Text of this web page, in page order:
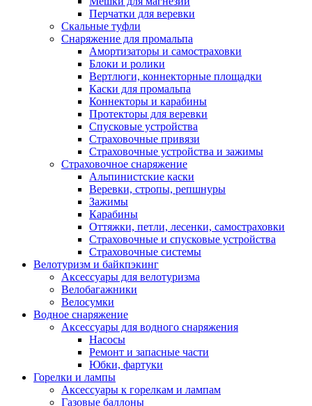
Перчатки для веревки
Скальные туфли
Снаряжение для промальпа
Амортизаторы и самостраховки
Блоки и ролики
Вертлюги, коннекторные площадки
Каски для промальпа
Коннекторы и карабины
Протекторы для веревки
Спусковые устройства
Страховочные привязи
Страховочные устройства и зажимы
Страховочное снаряжение
Альпинистские каски
Веревки, стропы, репшнуры
Зажимы
Карабины
Оттяжки, петли, лесенки, самостраховки
Страховочные и спусковые устройства
Страховочные системы
Велотуризм и байкпэкинг
Аксессуары для велотуризма
Велобагажники
Велосумки
Водное снаряжение
Аксессуары для водного снаряжения
Насосы
Ремонт и запасные части
Юбки, фартуки
Горелки и лампы
Аксессуары к горелкам и лампам
Газовые баллоны